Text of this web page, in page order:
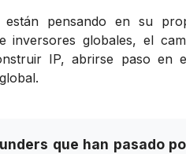
pensando en su
inversores globales, el
IP, abrirse paso en
que han pasado